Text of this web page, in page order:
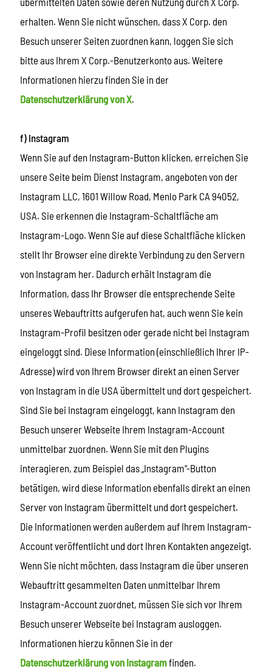
erhalten. Wenn Sie nicht wünschen, dass X Corp. den
Besuch unserer Seiten zuordnen kann, loggen Sie sich
bitte aus Ihrem X Corp.-Benutzerkonto aus. Weitere
Informationen hierzu finden Sie in der
Datenschutzerklärung von X.
f) Instagram
Wenn Sie auf den Instagram-Button klicken, erreichen Sie
unsere Seite beim Dienst Instagram, angeboten von der
Instagram LLC, 1601 Willow Road, Menlo Park CA 94052,
USA. Sie erkennen die Instagram-Schaltfläche am
Instagram-Logo. Wenn Sie auf diese Schaltfläche klicken
stellt Ihr Browser eine direkte Verbindung zu den Servern
von Instagram her. Dadurch erhält Instagram die
Information, dass Ihr Browser die entsprechende Seite
unseres Webauftritts aufgerufen hat, auch wenn Sie kein
Instagram-Profil besitzen oder gerade nicht bei Instagram
eingeloggt sind. Diese Information (einschließlich Ihrer IP-
Adresse) wird von Ihrem Browser direkt an einen Server
von Instagram in die USA übermittelt und dort gespeichert.
Sind Sie bei Instagram eingeloggt, kann Instagram den
Besuch unserer Webseite Ihrem Instagram-Account
unmittelbar zuordnen. Wenn Sie mit den Plugins
interagieren, zum Beispiel das „Instagram“-Button
betätigen, wird diese Information ebenfalls direkt an einen
Server von Instagram übermittelt und dort gespeichert.
Die Informationen werden außerdem auf Ihrem Instagram-
Account veröffentlicht und dort Ihren Kontakten angezeigt.
Wenn Sie nicht möchten, dass Instagram die über unseren
Webauftritt gesammelten Daten unmittelbar Ihrem
Instagram-Account zuordnet, müssen Sie sich vor Ihrem
Besuch unserer Webseite bei Instagram ausloggen.
Informationen hierzu können Sie in der
Datenschutzerklärung von Instagramfinden.